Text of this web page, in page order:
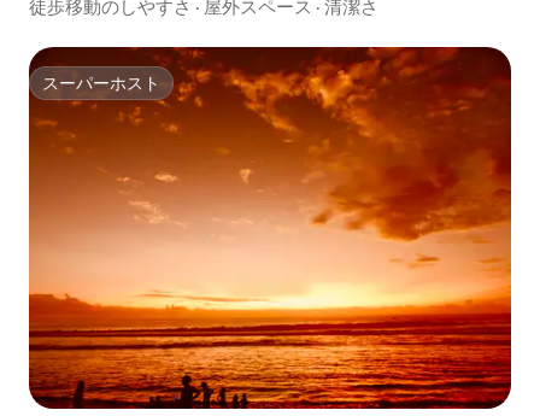
徒歩移動のしやすさ · 屋外スペース · 清潔さ
スーパーホスト
スーパーホスト